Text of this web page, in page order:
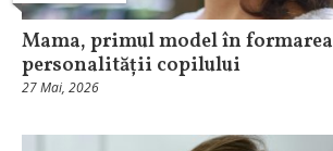
Mama, primul model în formarea
personalității copilului
27 Mai, 2026